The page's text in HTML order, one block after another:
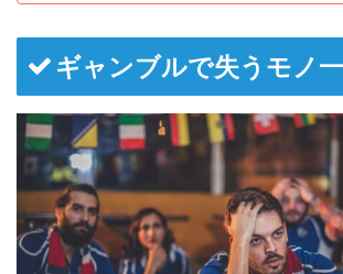
ギャンブルで失うモノ